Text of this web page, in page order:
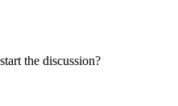
the discussion?